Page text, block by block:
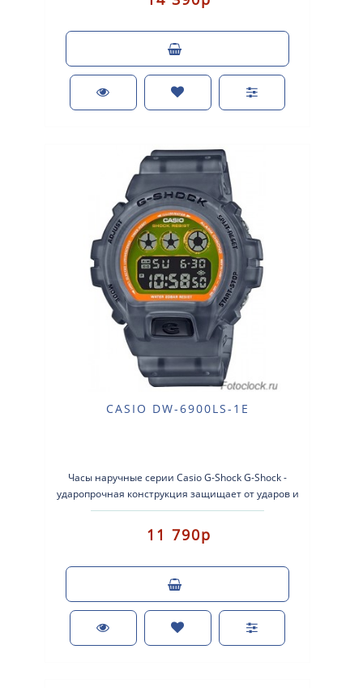
CASIO DW-6900LS-1E
Часы наручные серии Casio G-Shock G-Shock -
ударопрочная конструкция защищает от ударов и
вибрации. Кварцевые наручные..
11 790р